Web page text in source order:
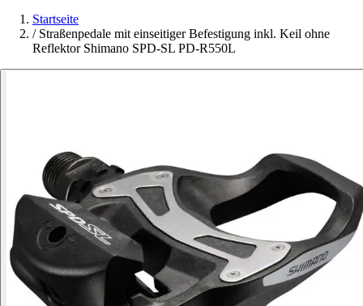
Startseite
/ Straßenpedale mit einseitiger Befestigung inkl. Keil ohne
Reflektor Shimano SPD-SL PD-R550L